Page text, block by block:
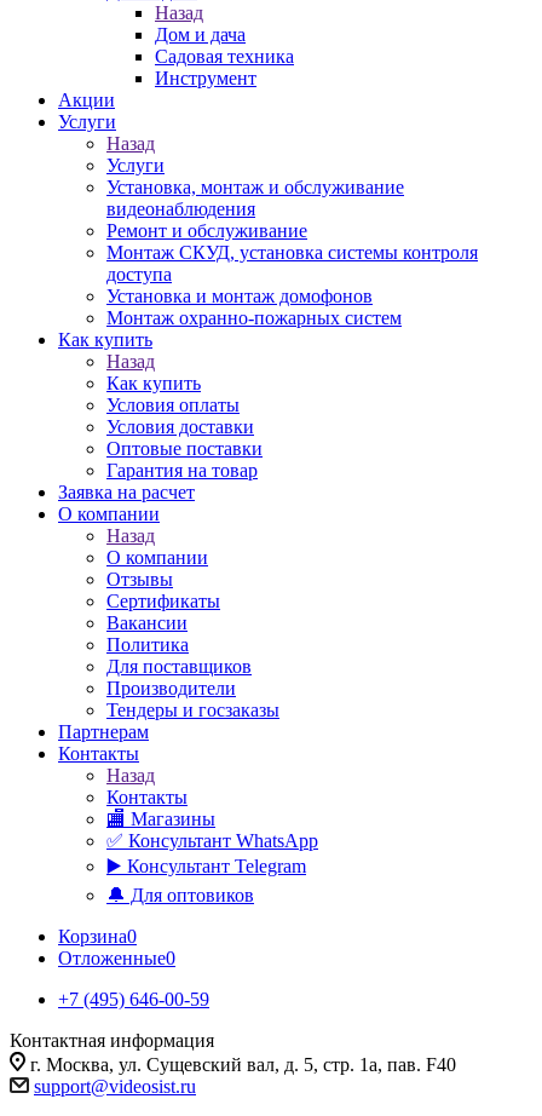
Назад
Дом и дача
Садовая техника
Инструмент
Акции
Услуги
Назад
Услуги
Установка, монтаж и обслуживание
видеонаблюдения
Ремонт и обслуживание
Монтаж СКУД, установка системы контроля
доступа
Установка и монтаж домофонов
Монтаж охранно-пожарных систем
Как купить
Назад
Как купить
Условия оплаты
Условия доставки
Оптовые поставки
Гарантия на товар
Заявка на расчет
О компании
Назад
О компании
Отзывы
Сертификаты
Вакансии
Политика
Для поставщиков
Производители
Тендеры и госзаказы
Партнерам
Контакты
Назад
Контакты
🏬 Магазины
✅️ Консультант WhatsApp
▶️ Консультант Telegram
🔔 Для оптовиков
Корзина0
Отложенные0
+7 (495) 646-00-59
Контактная информация
г. Москва, ул. Сущевский вал, д. 5, стр. 1а, пав. F40
support@videosist.ru